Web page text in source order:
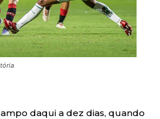
daqui a dez dias, quando